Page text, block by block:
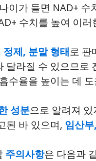
이가 들면 NAD+
수치를 높여 이
정제, 분말 형태로 판
달라질 수 있으므
수율을 높이는 데
성분으로 알려져 있
된 바 있으며, 임산
주의사항은 다음과